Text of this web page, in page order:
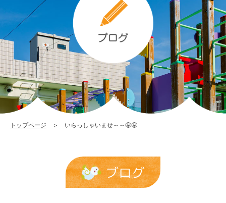
ま
せ
～
～
🤩
🤩
|
報
保
育
園
トップページ ＞ いらっしゃいませ～～🤩🤩
ブログ